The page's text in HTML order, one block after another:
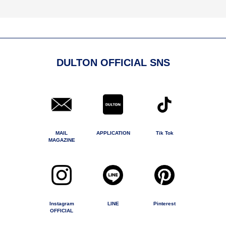
DULTON OFFICIAL SNS
MAIL
MAGAZINE
APPLICATION Tik Tok
Instagram
OFFICIAL
LINE Pinterest